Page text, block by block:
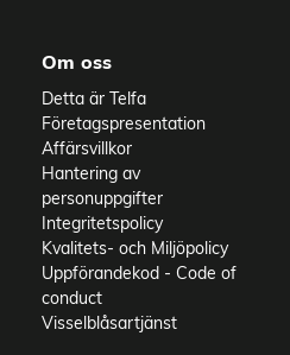
PVDF
Nitronic 50
Elgiloy
SS 316
Hålaxel 14 mm
Valfri
20:1 - IEC 71-B5
80 °C
1000 cP
Livsmedelsolja H1 (K)
Om oss
Detta är Telfa
Företagspresentation
Affärsvillkor
Hantering av
personuppgifter
Integritetspolicy
Kvalitets- och Miljöpolicy
Uppförandekod - Code of
conduct
Visselblåsartjänst